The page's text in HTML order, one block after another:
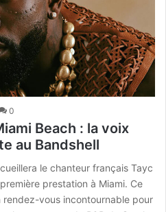
0
Beach : la voix
au Bandshell
le chanteur français Tayc
prestation à Miami. Ce
rendez-vous incontournable pour